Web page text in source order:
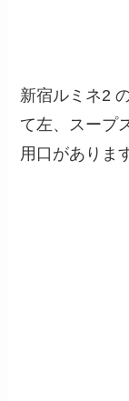
新宿ルミネ2
て左、スープ
用口がありま